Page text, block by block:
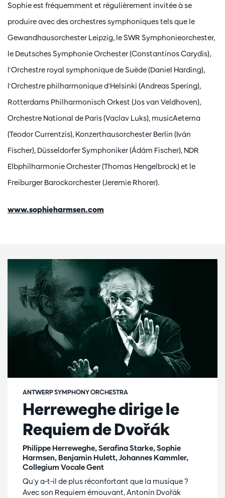
Sophie est fréquemment et régulièrement invitée à se
produire avec des orchestres symphoniques tels que le
Gewandhausorchester Leipzig, le SWR Symphonieorchester,
le Deutsches Symphonie Orchester (Constantinos Carydis),
l'Orchestre royal symphonique de Suède (Daniel Harding),
l'Orchestre philharmonique d'Helsinki (Andreas Spering),
Rotterdams Philharmonisch Orkest (Jos van Veldhoven),
Orchestre National de Paris (Vaclav Luks), musicAeterna
(Teodor Currentzis), Konzerthausorchester Berlin (Iván
Fischer), Düsseldorfer Symphoniker (Ádám Fischer), NDR
Elbphilharmonie Orchester (Thomas Hengelbrock) et le
Freiburger Barockorchester (Jeremie Rhorer).
www.sophieharmsen.com
Herreweghe dirige le
Requiem de Dvořák
Philippe Herreweghe, Serafina Starke, Sophie
Harmsen, Benjamin Hulett, Johannes Kammler,
Collegium Vocale Gent
ANTWERP SYMPHONY ORCHESTRA
Qu'y a-t-il de plus réconfortant que la musique ?
Avec son Requiem émouvant, Antonín Dvořák